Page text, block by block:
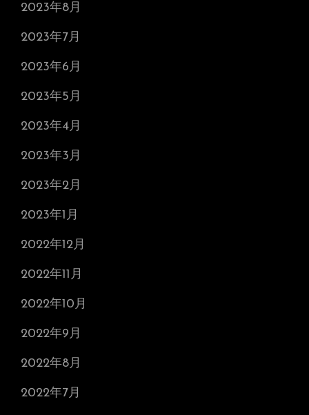
2023年8月
2023年7月
2023年6月
2023年5月
2023年4月
2023年3月
2023年2月
2023年1月
2022年12月
2022年11月
2022年10月
2022年9月
2022年8月
2022年7月